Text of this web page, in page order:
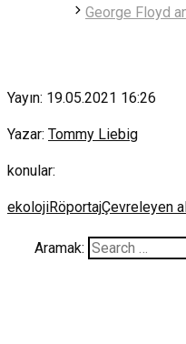
George Floyd
Yayın: 19.05.2021 16:26
Yazar: Tommy Liebig
konular:
ekolojiRöportajÇevreleyen
Aramak: